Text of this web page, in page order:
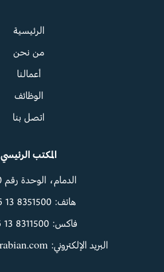
الرئيسية
من نحن
أعمالنا
الوظائف
اتصل بنا
المكتب الرئيسي
الدمام، الوحدة رقم 8500
هاتف: ‪+966 13 8351500‬
فاكس: ‪+966 13 8311500‬
البريد الإلكتروني: sales@gasarabian.com